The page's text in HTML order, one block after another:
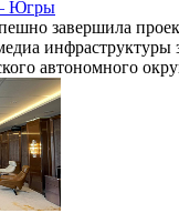
Югры
завершила
инфраструктуры
автономного